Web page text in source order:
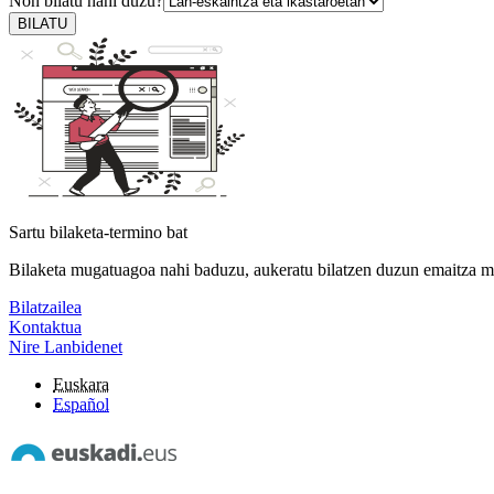
BILATU
Sartu bilaketa-termino bat
Bilaketa mugatuagoa nahi baduzu, aukeratu bilatzen duzun emaitza
Bilatzailea
Kontaktua
Nire Lanbidenet
Euskara
Español